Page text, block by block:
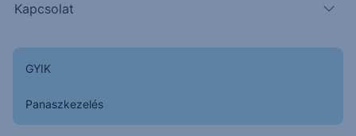
Kapcsolat
GYIK
Panaszkezelés
A kritikus szint (363,50) nem tört, előtte lefordult
az árfolyam, így értelemszerűen nem sikerült felette
életben van.